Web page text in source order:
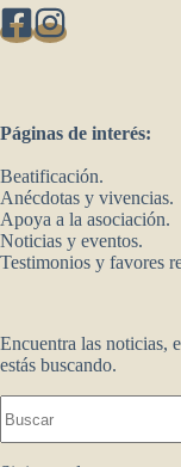
Páginas de interés:
Beatificación.
Anécdotas y vivencias.
Apoya a la asociación.
Noticias y eventos.
Testimonios y favores
Encuentra las noticias,
estás buscando.
resultados